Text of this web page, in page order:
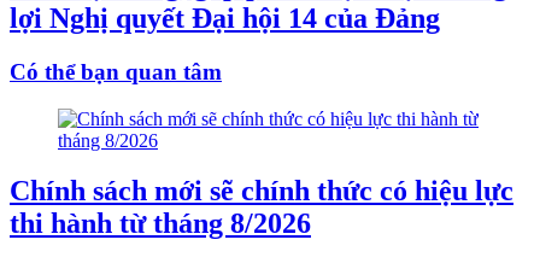
lợi Nghị quyết Đại hội 14 của Đảng
Có thể bạn quan tâm
Chính sách mới sẽ chính thức có hiệu lực
thi hành từ tháng 8/2026